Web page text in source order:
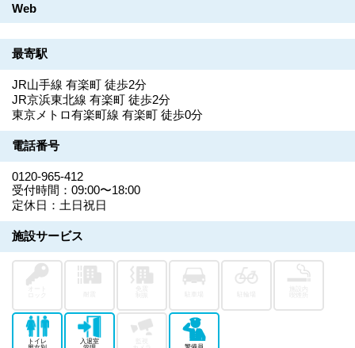
Web
最寄駅
JR山手線 有楽町 徒歩2分
JR京浜東北線 有楽町 徒歩2分
東京メトロ有楽町線 有楽町 徒歩0分
電話番号
0120-965-412
受付時間：09:00〜18:00
定休日：土日祝日
施設サービス
トイレ
入退室